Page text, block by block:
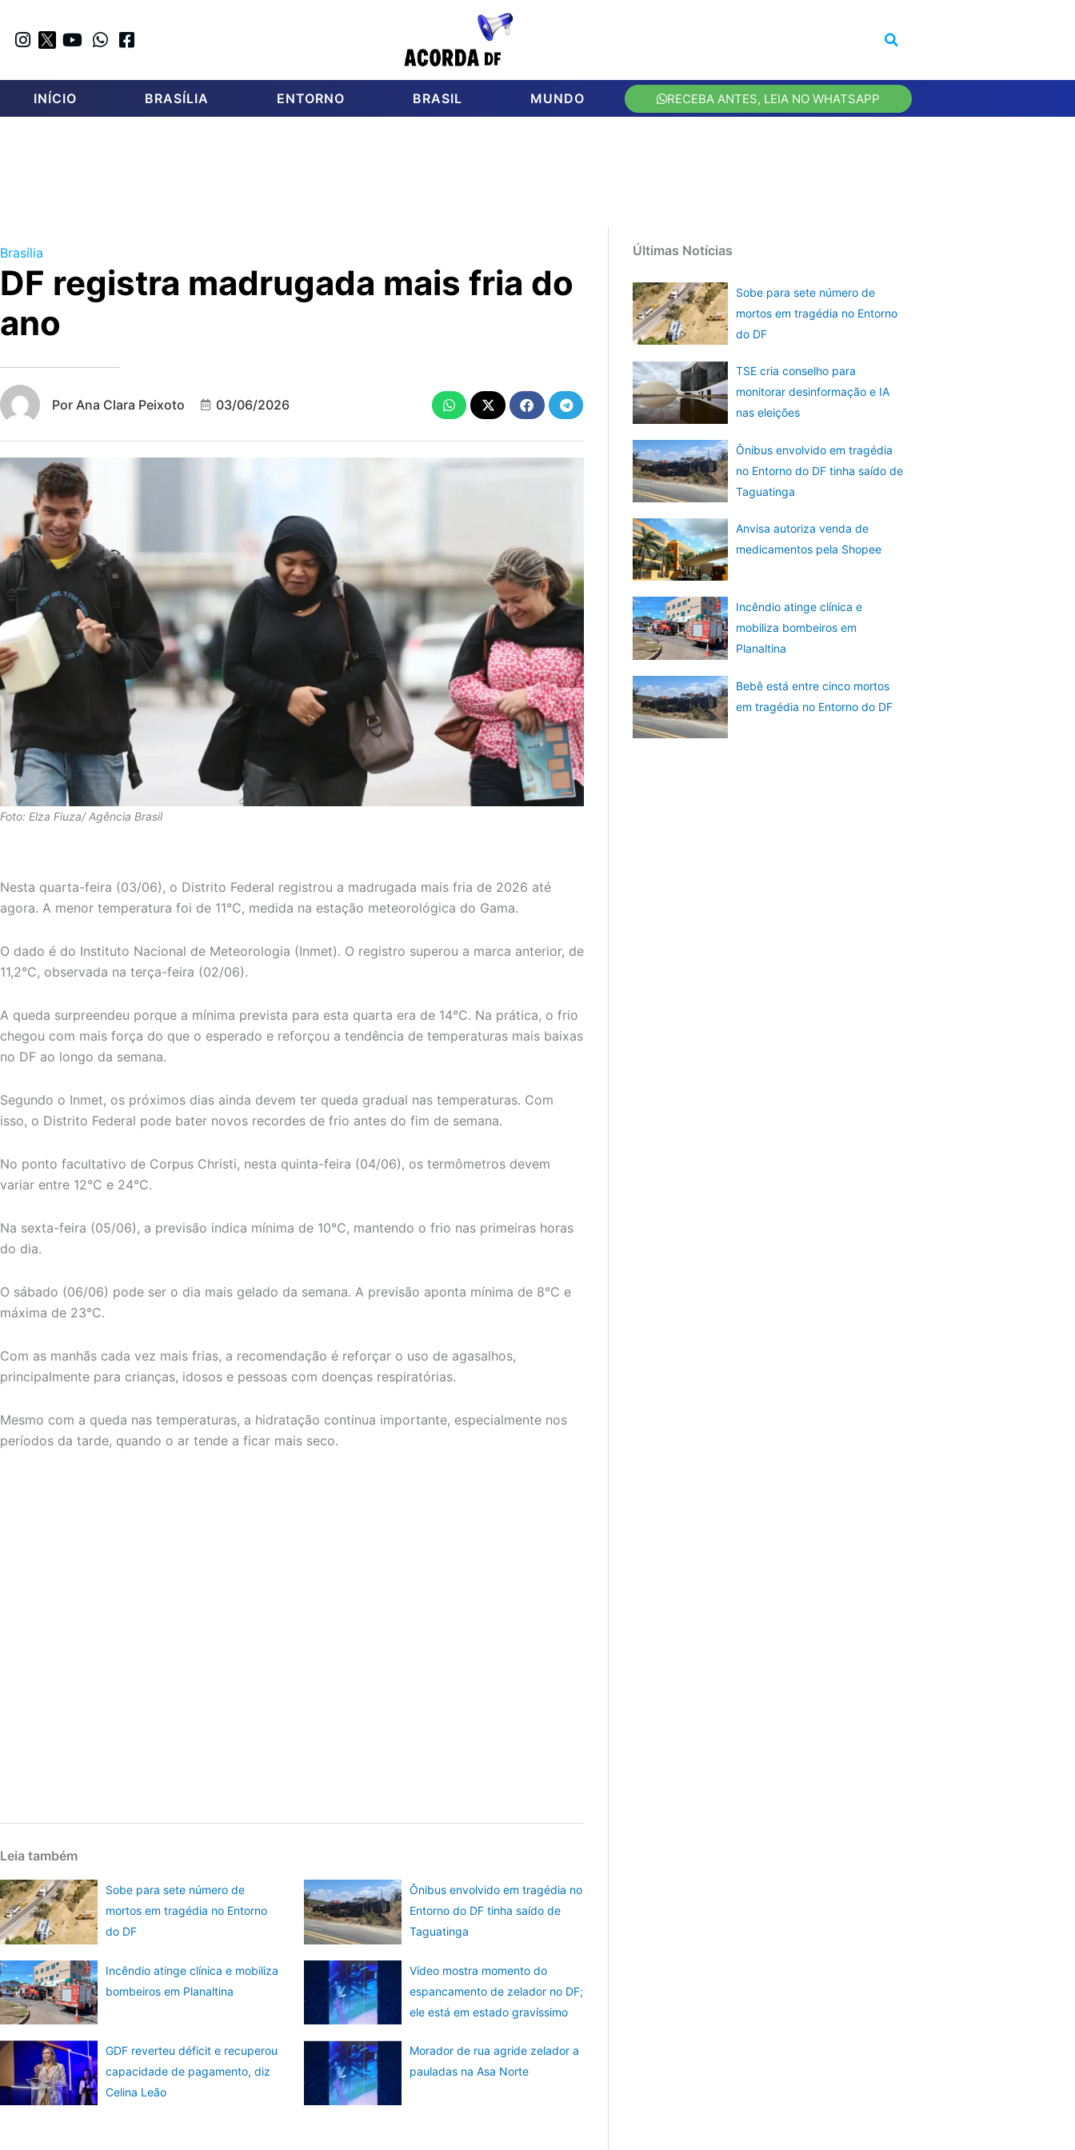
INÍCIO BRASÍLIA ENTORNO BRASIL MUNDO RECEBA ANTES, LEIA NO WHATSAPP
Brasília
DF registra madrugada mais fria do
ano
Por Ana Clara Peixoto 03/06/2026
Foto: Elza Fiuza/ Agência Brasil
Nesta quarta-feira (03/06), o Distrito Federal registrou a madrugada mais fria de 2026 até
agora. A menor temperatura foi de 11°C, medida na estação meteorológica do Gama.
O dado é do Instituto Nacional de Meteorologia (Inmet). O registro superou a marca anterior, de
11,2°C, observada na terça-feira (02/06).
A queda surpreendeu porque a mínima prevista para esta quarta era de 14°C. Na prática, o frio
chegou com mais força do que o esperado e reforçou a tendência de temperaturas mais baixas
no DF ao longo da semana.
Segundo o Inmet, os próximos dias ainda devem ter queda gradual nas temperaturas. Com
isso, o Distrito Federal pode bater novos recordes de frio antes do fim de semana.
No ponto facultativo de Corpus Christi, nesta quinta-feira (04/06), os termômetros devem
variar entre 12°C e 24°C.
Na sexta-feira (05/06), a previsão indica mínima de 10°C, mantendo o frio nas primeiras horas
do dia.
O sábado (06/06) pode ser o dia mais gelado da semana. A previsão aponta mínima de 8°C e
máxima de 23°C.
Com as manhãs cada vez mais frias, a recomendação é reforçar o uso de agasalhos,
principalmente para crianças, idosos e pessoas com doenças respiratórias.
Mesmo com a queda nas temperaturas, a hidratação continua importante, especialmente nos
períodos da tarde, quando o ar tende a ficar mais seco.
Leia também
Sobe para sete número de
mortos em tragédia no Entorno
do DF
Ônibus envolvido em tragédia no
Entorno do DF tinha saído de
Taguatinga
Incêndio atinge clínica e mobiliza
bombeiros em Planaltina
Vídeo mostra momento do
espancamento de zelador no DF;
ele está em estado gravíssimo
GDF reverteu déficit e recuperou
capacidade de pagamento, diz
Celina Leão
Morador de rua agride zelador a
pauladas na Asa Norte
Últimas Notícias
Sobe para sete número de
mortos em tragédia no Entorno
do DF
TSE cria conselho para
monitorar desinformação e IA
nas eleições
Ônibus envolvido em tragédia
no Entorno do DF tinha saído de
Taguatinga
Anvisa autoriza venda de
medicamentos pela Shopee
Incêndio atinge clínica e
mobiliza bombeiros em
Planaltina
Bebê está entre cinco mortos
em tragédia no Entorno do DF